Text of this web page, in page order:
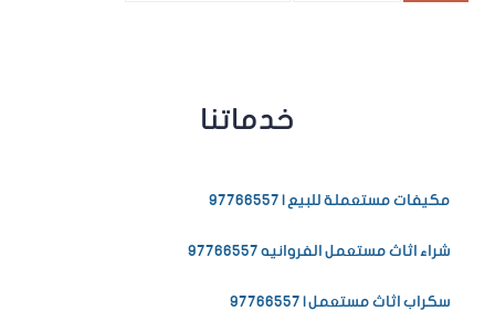
خدماتنا
مكيفات مستعملة للبيع | 97766557
شراء اثاث مستعمل الفروانيه 97766557
سكراب اثاث مستعمل | 97766557